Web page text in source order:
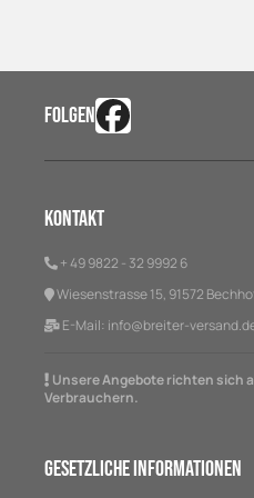
FOLGEN
Kontakt
+ 49 9822 - 32 9992 6
Wiesenstrasse 15, 91572
E-Mail: info@breiter-
Unsere Angebote richten sich
Verbrauchern.
Gesetzliche Informationen